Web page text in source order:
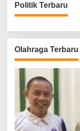
Politik Terbaru
Olahraga Terbaru